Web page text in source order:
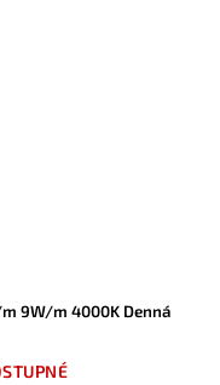
9W/m 4000K Denná